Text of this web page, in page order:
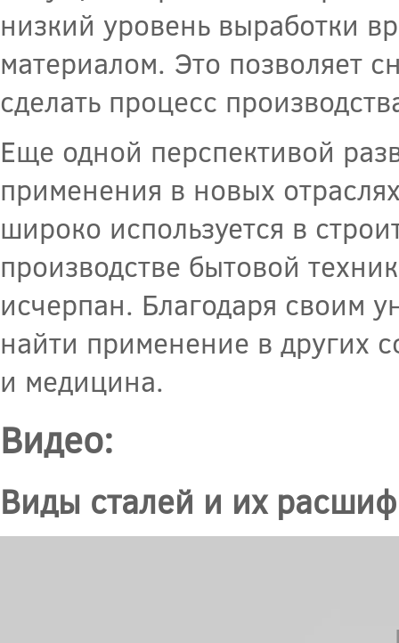
низкий уровень выработки
материалом. Это позволяет
сделать процесс
Еще одной перспективой
применения в новых
широко используется в
производстве бытовой
исчерпан. Благодаря своим
найти применение в других
и медицина.
Видео:
Виды сталей и их